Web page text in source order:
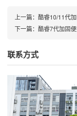
上一篇： 酷睿10/11代加
下一篇： 酷睿7代加固便
联系方式